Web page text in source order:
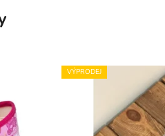
VÝPRODEJ